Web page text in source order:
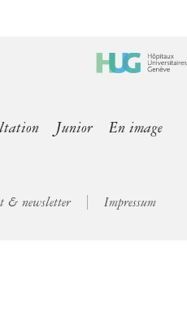
Junior
En image
& newsletter Impressum